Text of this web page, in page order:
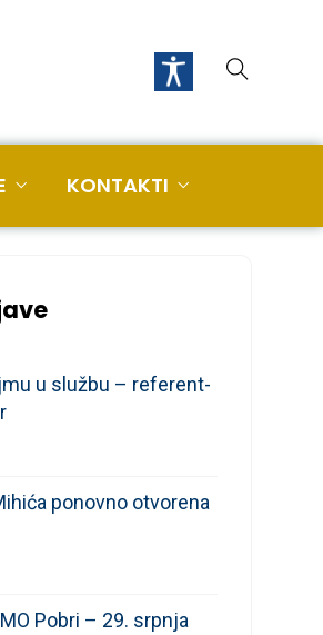
KONTAKTI
u službu – referent-
ponovno otvorena
Pobri – 29. srpnja